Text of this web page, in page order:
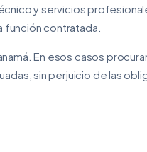
y servicios
función contratada.
En esos casos
sin perjuicio de las